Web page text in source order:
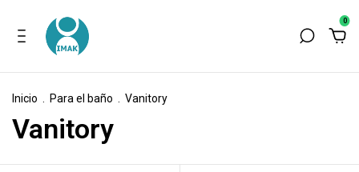
0
Inicio Para el baño Vanitory
Vanitory